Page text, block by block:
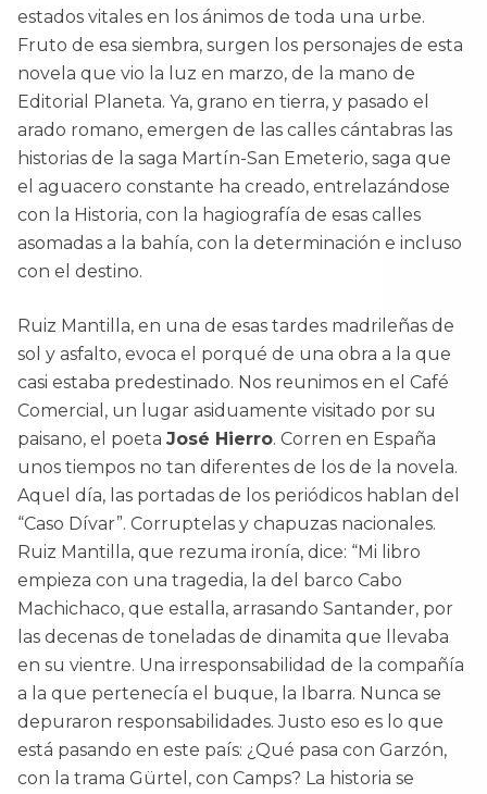
estados vitales en los ánimos de toda una urbe.
Fruto de esa siembra, surgen los personajes de esta
novela que vio la luz en marzo, de la mano de
Editorial Planeta. Ya, grano en tierra, y pasado el
arado romano, emergen de las calles cántabras las
historias de la saga Martín-San Emeterio, saga que
el aguacero constante ha creado, entrelazándose
con la Historia, con la hagiografía de esas calles
asomadas a la bahía, con la determinación e incluso
con el destino.
Ruiz Mantilla, en una de esas tardes madrileñas de
sol y asfalto, evoca el porqué de una obra a la que
casi estaba predestinado. Nos reunimos en el Café
Comercial, un lugar asiduamente visitado por su
paisano, el poeta José Hierro. Corren en España
unos tiempos no tan diferentes de los de la novela.
Aquel día, las portadas de los periódicos hablan del
“Caso Dívar”. Corruptelas y chapuzas nacionales.
Ruiz Mantilla, que rezuma ironía, dice: “Mi libro
empieza con una tragedia, la del barco Cabo
Machichaco, que estalla, arrasando Santander, por
las decenas de toneladas de dinamita que llevaba
en su vientre. Una irresponsabilidad de la compañía
a la que pertenecía el buque, la Ibarra. Nunca se
depuraron responsabilidades. Justo eso es lo que
está pasando en este país: ¿Qué pasa con Garzón,
con la trama Gürtel, con Camps? La historia se